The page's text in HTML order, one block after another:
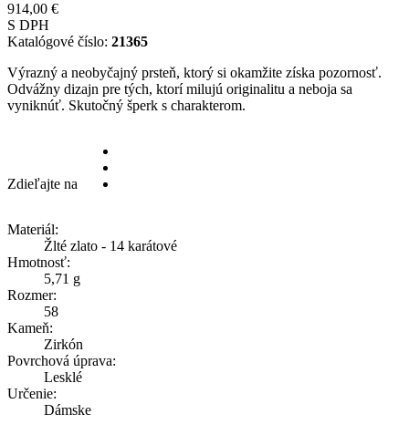
914,00 €
S DPH
Katalógové číslo: 21365
Výrazný a neobyčajný prsteň, ktorý si okamžite získa pozornosť.
Odvážny dizajn pre tých, ktorí milujú originalitu a neboja sa
vyniknúť. Skutočný šperk s charakterom.
Zdieľajte na
Materiál:
Žlté zlato - 14 karátové
Hmotnosť:
5,71 g
Rozmer:
58
Kameň:
Zirkón
Povrchová úprava:
Lesklé
Určenie:
Dámske